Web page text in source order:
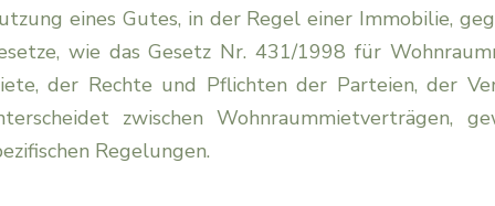
eines Gutes, in der Regel einer Immobilie,
wie das Gesetz Nr. 431/1998 für
der Rechte und Pflichten der Parteien, der
zwischen Wohnraummietverträgen,
Regelungen.